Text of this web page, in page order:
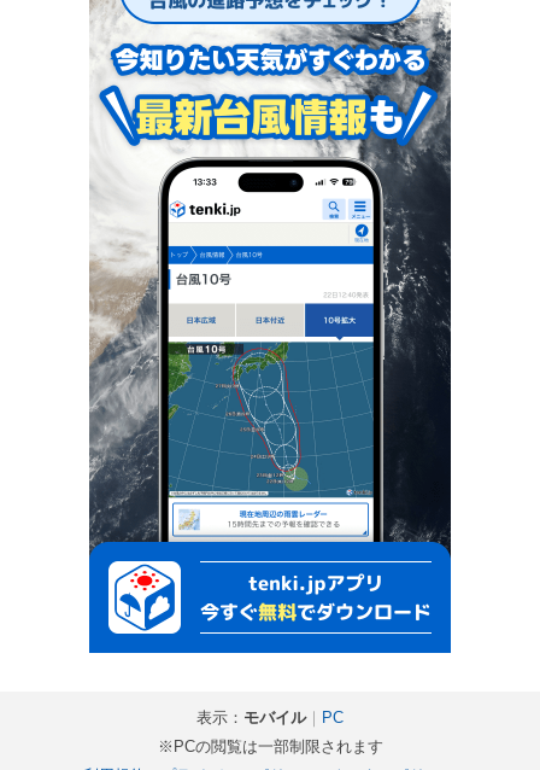
表示： モバイル｜
PC
※PCの閲覧は一部制限されます